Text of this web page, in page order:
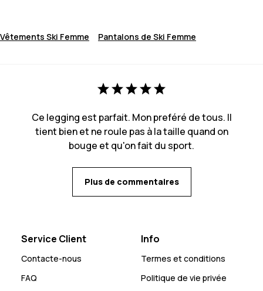
Vêtements Ski Femme Pantalons de Ski Femme
Ce legging est parfait. Mon preféré de tous. Il
tient bien et ne roule pas à la taille quand on
bouge et qu'on fait du sport.
Plus de commentaires
Service Client
Contacte-nous
FAQ
Info
Termes et conditions
Politique de vie privée